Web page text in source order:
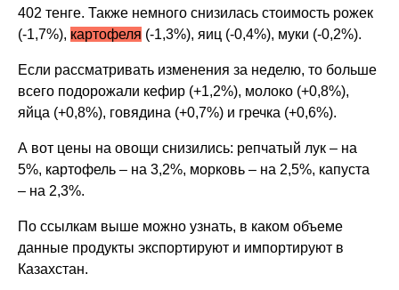
402 тенге. Также немного снизилась стоимость рожек
(-1,7%), картофеля (-1,3%), яиц (-0,4%), муки (-0,2%).
Если рассматривать изменения за неделю, то больше
всего подорожали кефир (+1,2%), молоко (+0,8%),
яйца (+0,8%), говядина (+0,7%) и гречка (+0,6%).
А вот цены на овощи снизились: репчатый лук – на
5%, картофель – на 3,2%, морковь – на 2,5%, капуста
– на 2,3%.
По ссылкам выше можно узнать, в каком объеме
данные продукты экспортируют и импортируют в
Казахстан.